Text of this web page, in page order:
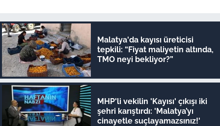
Malatya'da kayısı üreticisi
tepkili: “Fiyat maliyetin altında,
TMO neyi bekliyor?”
MHP'li vekilin 'Kayısı' çıkışı iki
şehri karıştırdı: 'Malatya’yı
cinayetle suçlayamazsınız!'